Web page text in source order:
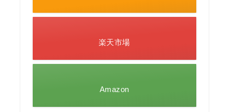
楽天市場
Amazon